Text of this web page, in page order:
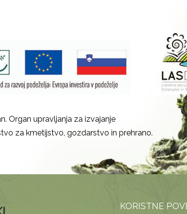
Organ upravljanja za izvajanje
za kmetijstvo, gozdarstvo in prehrano.
KORISTNE